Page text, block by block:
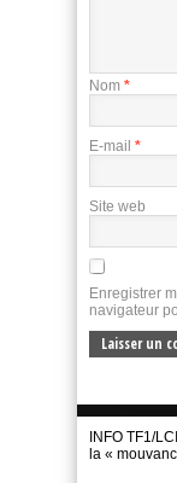
Nom *
E-mail *
Site web
Enregistrer
navigateur
INFO TF1/
la «